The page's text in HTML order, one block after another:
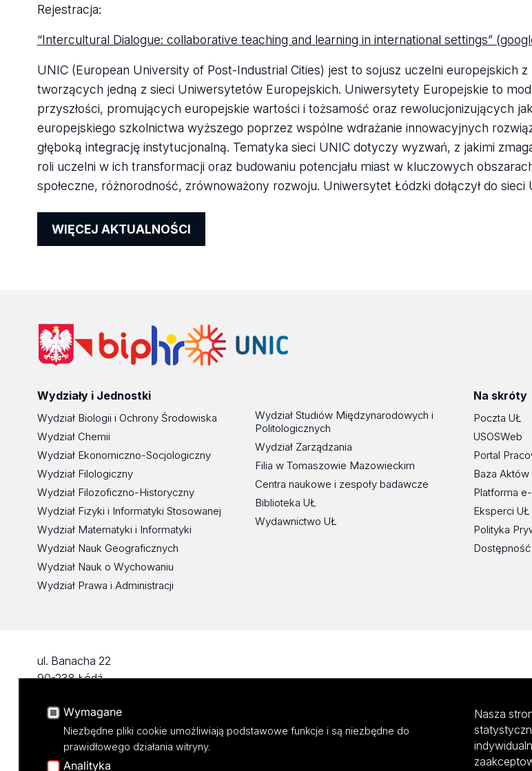
Rejestracja:
“Intercultural Dialogue: collaborative teaching and learning in international settings”
UNIC (European University of Post-Industrial Cities) jest to sojusz uczelni europejskich
tworzących jedną z sieci Uniwersytetów Europejskich. Uniwersytety Europejskie to
przyszłości, promujących europejskie wartości i tożsamość oraz rewolucjonizujących
europejskiego szkolnictwa wyższego poprzez wspólne wdrażanie innowacyjnych
głęboką integrację instytucjonalną. Tematyka sieci UNIC dotyczy wyzwań, z jakimi
roli uczelni w ich transformacji oraz budowaniu potencjału miast w kluczowych
społeczne, różnorodność, zrównoważony rozwoju. Uniwersytet Łódzki dołączył do
WIĘCEJ AKTUALNOŚCI
Wydziały i Jednostki
Wydział Biologii i Ochrony Środowiska
Wydział Chemii
Wydział Ekonomiczno-Socjologiczny
Wydział Filologiczny
Wydział Filozoficzno-Historyczny
Wydział Fizyki i Informatyki Stosowanej
Wydział Matematyki i Informatyki
Wydział Nauk Geograficznych
Wydział Nauk o Wychowaniu
Wydział Prawa i Administracji
Wydział Studiów Międzynarodowych i
Politologicznych
Wydział Zarządzania
Filia w Tomaszowie Mazowieckim
Centra naukowe i zespoły badawcze
Biblioteka UŁ
Wydawnictwo UŁ
Na skróty
Poczta UŁ
USOSWeb
Portal
Baza Aktów
Platforma
Eksperci UŁ
Polityka
Dostępność
ul. Banacha 22
90-238 Łódź
fax: 42/635 42 66
Wymagane
Niezbędne pliki cookie umożliwiają podstawowe funkcje i są niezbędne do
prawidłowego działania witryny.
Analityka
Nasza